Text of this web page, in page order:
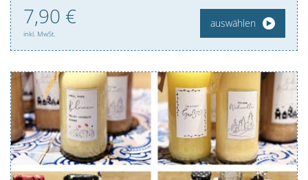
7,90 €
inkl. MwSt.
auswählen